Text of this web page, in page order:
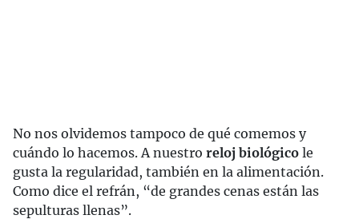
No nos olvidemos tampoco de qué comemos y
cuándo lo hacemos. A nuestro reloj biológico le
gusta la regularidad, también en la alimentación.
Como dice el refrán, “de grandes cenas están las
sepulturas llenas”.